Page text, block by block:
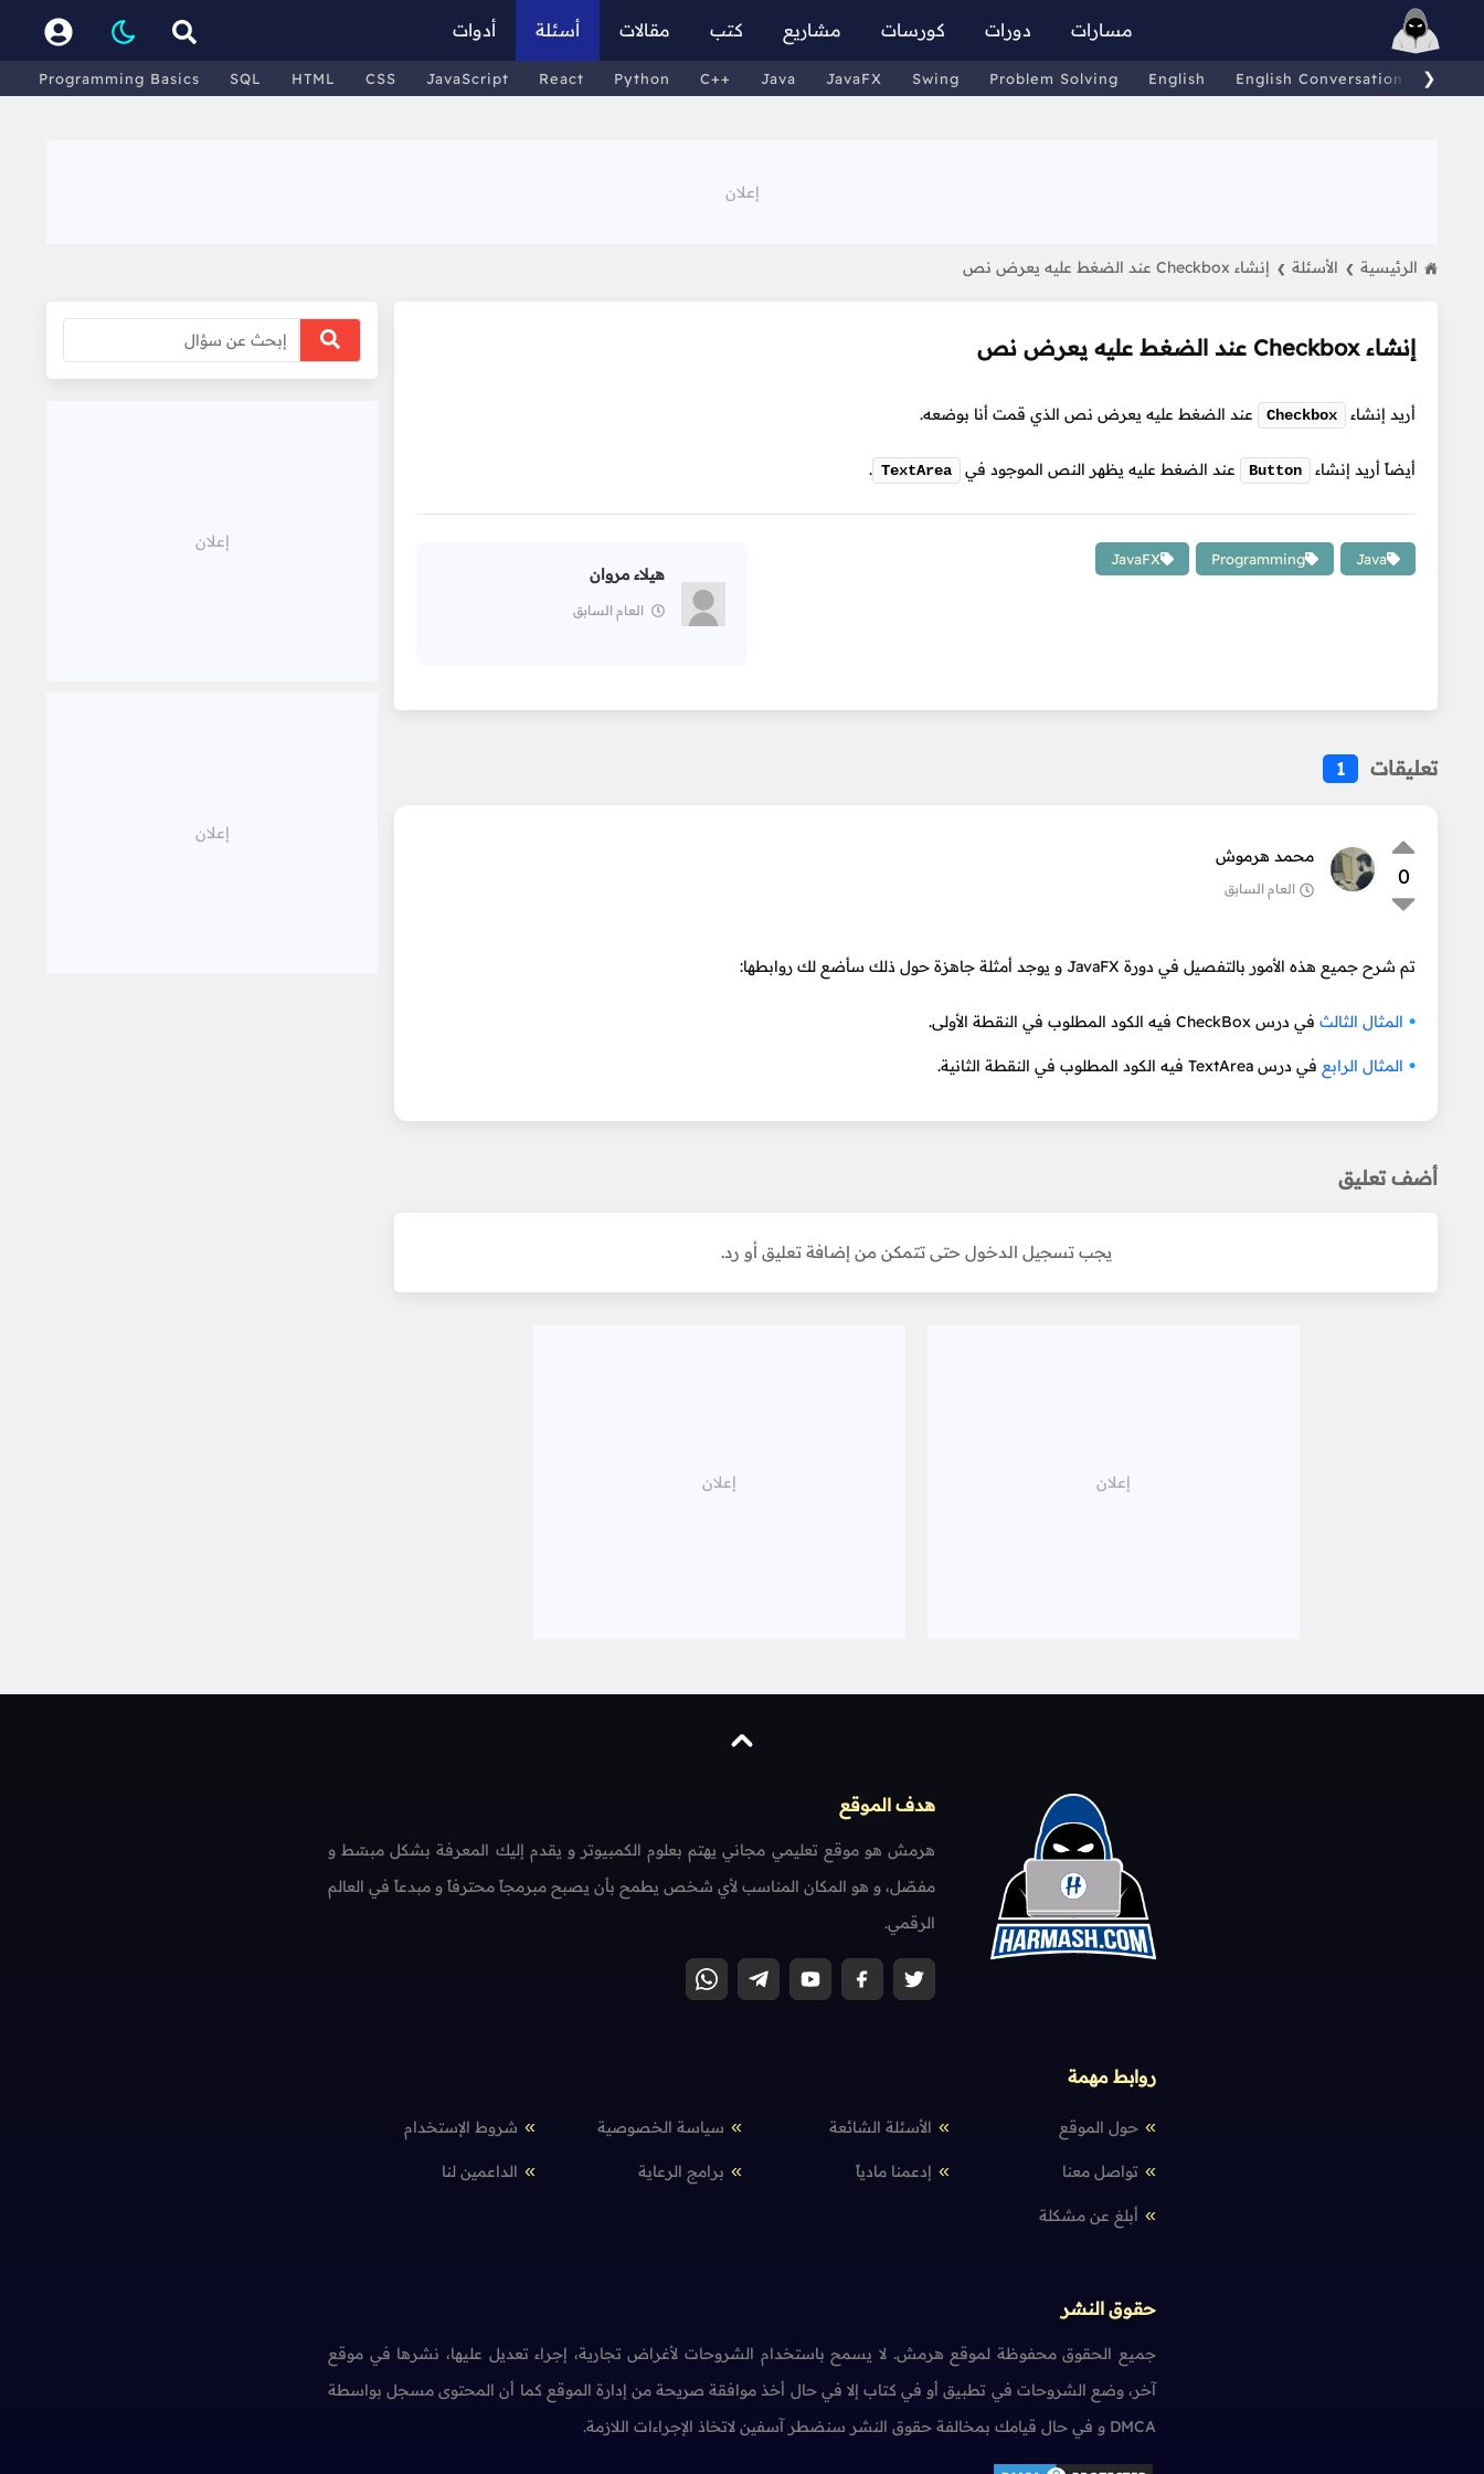
مسارات دورات كورسات مشاريع كتب مقالات أسئلة أدوات
Programming Basics SQL HTML CSS JavaScript React Python C++ Java JavaFX Swing Problem Solving English English Conversations ❯
الرئيسية ❯ الأسئلة ❯ إنشاء Checkbox عند الضغط عليه يعرض نص
إنشاء Checkbox عند الضغط عليه يعرض نص
أريد إنشاء Checkbox عند الضغط عليه يعرض نص الذي قمت أنا بوضعه.
أيضاً أريد إنشاء Button عند الضغط عليه يظهر النص الموجود في TextArea
.
Java
Programming
JavaFX
هيلاء مروان
العام السابق
تعليقات 1
0
محمد هرموش
العام السابق
تم شرح جميع هذه الأمور بالتفصيل في دورة JavaFX و يوجد أمثلة جاهزة حول ذلك سأضع لك روابطها:
المثال الثالث في درس CheckBox فيه الكود المطلوب في النقطة الأولى.
المثال الرابع في درس TextArea فيه الكود المطلوب في النقطة الثانية.
أضف تعليق
يجب تسجيل الدخول حتى تتمكن من إضافة تعليق أو رد.
هدف الموقع
هرمش هو موقع تعليمي مجاني يهتم بعلوم الكمبيوتر و يقدم إليك المعرفة بشكل مبسّط و
مفصّل، و هو المكان المناسب لأي شخص يطمح بأن يصبح مبرمجاً محترفاً و مبدعاً في العالم
الرقمي.
روابط مهمة
حول الموقع الأسئلة الشائعة سياسة الخصوصية شروط الإستخدام
تواصل معنا إدعمنا مادياً برامج الرعاية الداعمين لنا
أبلغ عن مشكلة
حقوق النشر
جميع الحقوق محفوظة لموقع هرمش. لا يسمح باستخدام الشروحات لأغراض تجارية، إجراء تعديل عليها، نشرها في موقع
آخر، وضع الشروحات في تطبيق أو في كتاب إلا في حال أخذ موافقة صريحة من إدارة الموقع كما أن المحتوى مسجل بواسطة
DMCA و في حال قيامك بمخالفة حقوق النشر سنضطر آسفين لاتخاذ الإجراءات اللازمة.